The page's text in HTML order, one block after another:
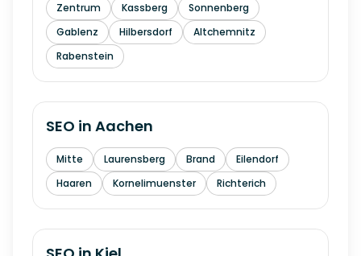
Zentrum Kassberg
Sonnenberg
Gablenz
Hilbersdorf
Altchemnitz
Rabenstein
SEO in Aachen
Mitte Laurensberg Brand
Eilendorf
Haaren
Kornelimuenster Richterich